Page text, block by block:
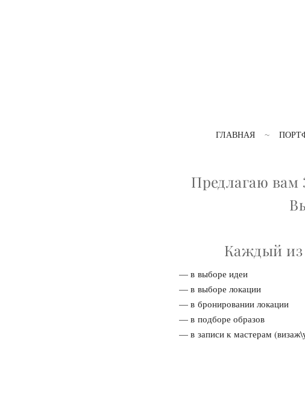
ГЛАВНАЯ
Предлагаю вам
Каждый из
в выборе идеи
в выборе локации
в бронировании локации
в подборе образов
в записи к мастерам